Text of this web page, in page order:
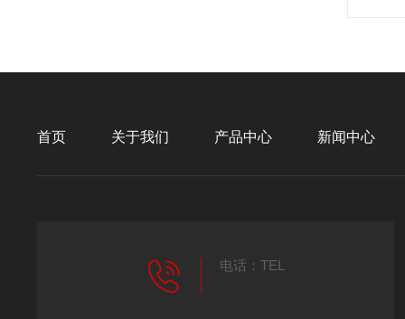
首页 关于我们 产品中心 新闻中心
电话：TEL